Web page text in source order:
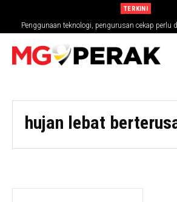
TERKINI
Penggunaan teknologi, pengurusan cekap perlu
pertanian
hujan lebat